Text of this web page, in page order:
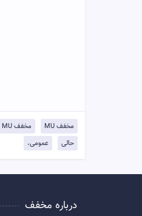
مخفف MU مخفف MU چيست
حالی
عمومی،
درباره مخفف